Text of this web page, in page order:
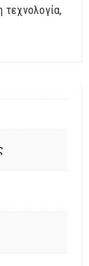
τεχνολογία,